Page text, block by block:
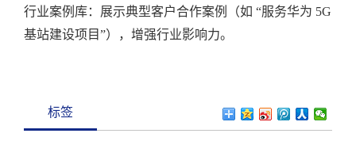
行业案例库：展示典型客户合作案例（如 “服务华为 5G
基站建设项目”），增强行业影响力。
标签